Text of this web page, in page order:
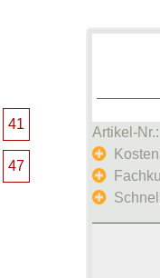
41
47
Artikel-Nr.: